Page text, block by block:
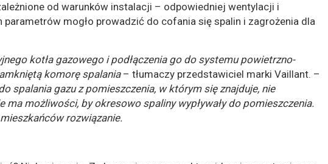
od warunków instalacji – odpowiedniej wentylacji i
mogło prowadzić do cofania się spalin i zagrożenia dla
kotła gazowego i podłączenia go do systemu powietrzno-
komorę spalania– tłumaczy przedstawiciel marki Vaillant. –
spalania gazu z pomieszczenia, w którym się znajduje, nie
ma możliwości, by okresowo spaliny wypływały do pomieszczenia.
rozwiązanie.